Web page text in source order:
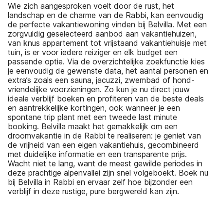
Wie zich aangesproken voelt door de rust, het
landschap en de charme van de Rabbi, kan eenvoudig
de perfecte vakantiewoning vinden bij Belvilla. Met een
zorgvuldig geselecteerd aanbod aan vakantiehuizen,
van knus appartement tot vrijstaand vakantiehuisje met
tuin, is er voor iedere reiziger en elk budget een
passende optie. Via de overzichtelijke zoekfunctie kies
je eenvoudig de gewenste data, het aantal personen en
extra’s zoals een sauna, jacuzzi, zwembad of hond-
vriendelijke voorzieningen. Zo kun je nu direct jouw
ideale verblijf boeken en profiteren van de beste deals
en aantrekkelijke kortingen, ook wanneer je een
spontane trip plant met een tweede last minute
booking. Belvilla maakt het gemakkelijk om een
droomvakantie in de Rabbi te realiseren: je geniet van
de vrijheid van een eigen vakantiehuis, gecombineerd
met duidelijke informatie en een transparente prijs.
Wacht niet te lang, want de meest gewilde periodes in
deze prachtige alpenvallei zijn snel volgeboekt. Boek nu
bij Belvilla in Rabbi en ervaar zelf hoe bijzonder een
verblijf in deze rustige, pure bergwereld kan zijn.